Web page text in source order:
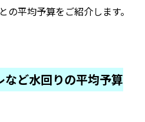
平均予算をご紹介します。
ど水回りの平均予算